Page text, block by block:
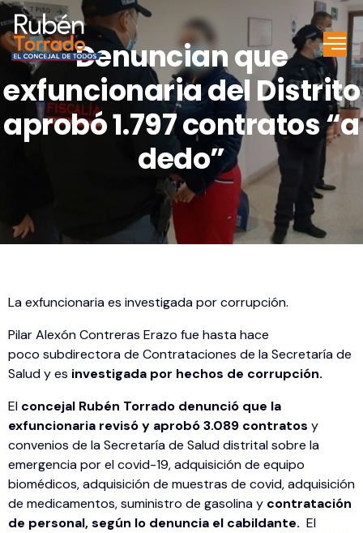
Denuncian que
exfuncionaria del Distrito
aprobó 1.797 contratos “a
dedo”
La exfuncionaria es investigada por corrupción.
Pilar Alexón Contreras Erazo fue hasta hace
poco subdirectora de Contrataciones de la Secretaría de
Salud y es investigada por hechos de corrupción.
El concejal Rubén Torrado denunció que la
exfuncionaria revisó y aprobó 3.089 contratos y
convenios de la Secretaría de Salud distrital sobre la
emergencia por el covid-19, adquisición de equipo
biomédicos, adquisición de muestras de covid, adquisición
de medicamentos, suministro de gasolina y contratación
de personal, según lo denuncia el cabildante. El